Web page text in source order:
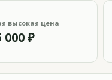
высокая цена
000 ₽